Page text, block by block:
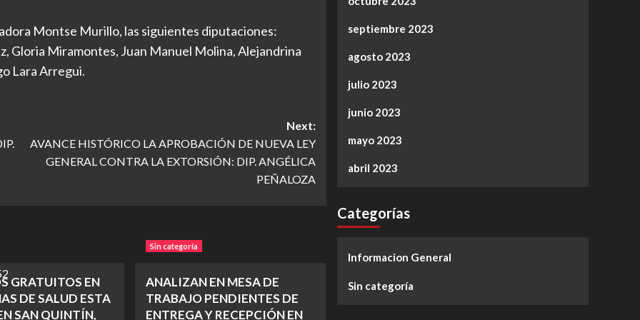
Montse Murillo, las siguientes diputaciones:
Gloria Miramontes, Juan Manuel Molina, Alejandrina
Lara Arregui.
Next:
AVANCE HISTÓRICO LA APROBACIÓN DE NUEVA LEY
GENERAL CONTRA LA EXTORSIÓN: DIP. ANGÉLICA
PEÑALOZA
GRATUITOS EN
DE SALUD ESTA
SAN QUINTÍN,
Sin categoría
ANALIZAN EN MESA DE
TRABAJO PENDIENTES DE
ENTREGA Y RECEPCIÓN EN
septiembre 2023
agosto 2023
julio 2023
junio 2023
mayo 2023
abril 2023
Categorías
Informacion General
Sin categoría